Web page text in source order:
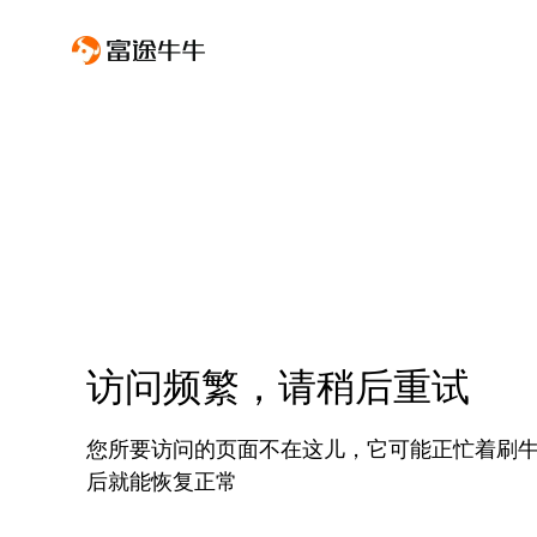
访问频繁，请稍后重试
您所要访问的页面不在这儿，它可能正忙着刷
后就能恢复正常